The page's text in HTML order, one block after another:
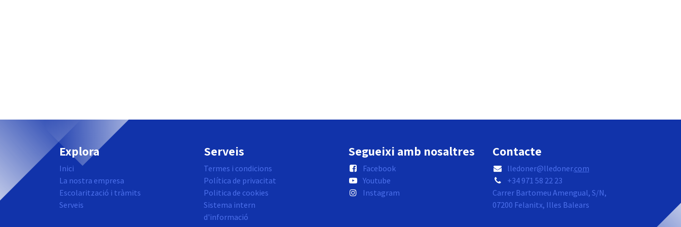
Explora
Inici
La nostra empresa
Escolarització i tràmits
Serveis
Serveis
Termes i condicions
Política de privacitat
Politica de cookies
Sistema intern
d'informació
Segueixi amb nosaltres
Facebook
Youtube
Instagram
Contacte
lledoner@lledoner.com
+34 971 58 22 23
Carrer Bartomeu Amengual, S/N,
07200 Felanitx, Illes Balears